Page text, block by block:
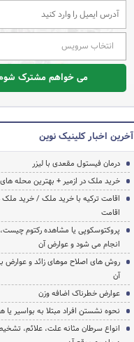
انتخاب سرویس
می خواهم مشترک
آخرین اخبار کلینیک نوین
درمان فیستول مقعدی با لیزر
خرید ملک در ازمیر + بهترین محله های
اقامت ترکیه با خرید ملک / خرید ملک
اقامت
پروکتوسکوپی یا مشاهده رکتوم
انجام می شود و عوارض آن
روش های اصلاح موهای زائد و عوارض
آن
عوارض خطرناک اضافه وزن
نحوه نشستن افراد مبتلا به بواسیر یا
انواع سرطان مثانه علت، علائم،